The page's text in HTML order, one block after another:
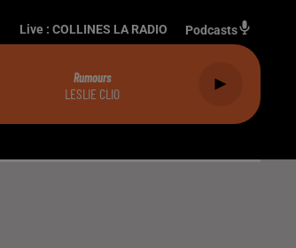
Live : COLLINES LA RADIO Podcasts
Rumours
LESLIE CLIO